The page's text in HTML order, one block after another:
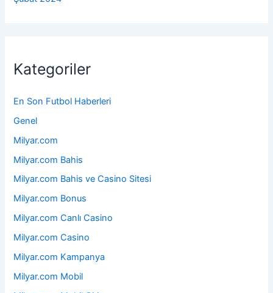
Kategoriler
En Son Futbol Haberleri
Genel
Milyar.com
Milyar.com Bahis
Milyar.com Bahis ve Casino Sitesi
Milyar.com Bonus
Milyar.com Canlı Casino
Milyar.com Casino
Milyar.com Kampanya
Milyar.com Mobil